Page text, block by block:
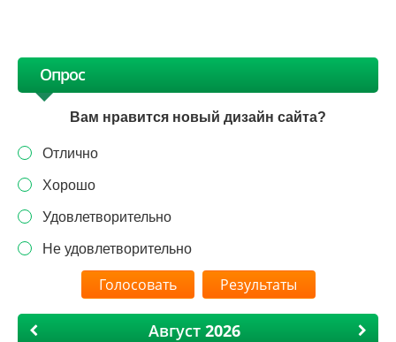
Опрос
Вам нравится новый дизайн сайта?
Отлично
Хорошо
Удовлетворительно
Не удовлетворительно
Результаты
Август